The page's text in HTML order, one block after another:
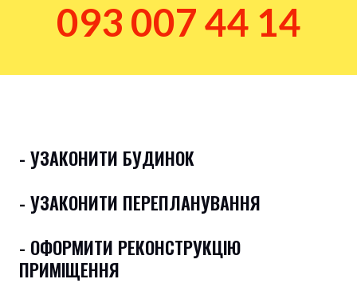
093 007 44 14
- УЗАКОНИТИ БУДИНОК
- УЗАКОНИТИ ПЕРЕПЛАНУВАННЯ
- ОФОРМИТИ РЕКОНСТРУКЦІЮ
ПРИМІЩЕННЯ